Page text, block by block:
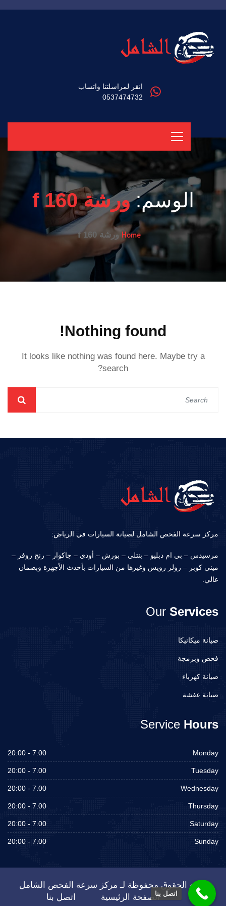
انقر لمراسلتنا واتساب
0537474732
الوسم:ورشة f 160
Home ورشة f 160
Nothing found!
It looks like nothing was found here. Maybe try a
search?
مركز سرعة الفحص الشامل لصيانة السيارات في الرياض:
مرسيدس – بي ام دبليو – بنتلي – بورش – أودي – جاكوار – رنج روفر –
ميني كوبر – رولز رويس وغيرها من السيارات بأحدث الأجهزة وبضمان
عالي.
Our Services
صيانة ميكانيكا
فحص وبرمجة
صيانة كهرباء
صيانة عفشة
Service Hours
Monday
7.00 - 20:00
Tuesday
7.00 - 20:00
Wednesday
7.00 - 20:00
Thursday
7.00 - 20:00
Saturday
7.00 - 20:00
Sunday
7.00 - 20:00
جميع الحقوق محفوظة لـ مركز سرعة الفحص الشامل
الصفحة الرئيسية
اتصل بنا اتصل بنا